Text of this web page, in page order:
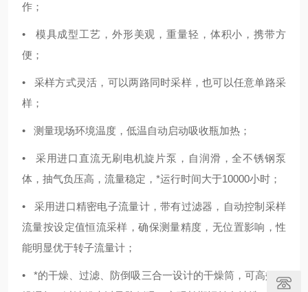
作；
• 模具成型工艺，外形美观，重量轻，体积小，携带方
便；
• 采样方式灵活，可以两路同时采样，也可以任意单路采
样；
• 测量现场环境温度，低温自动启动吸收瓶加热；
• 采用进口直流无刷电机旋片泵，自润滑，全不锈钢泵
体，抽气负压高，流量稳定，*运行时间大于10000小时；
• 采用进口精密电子流量计，带有过滤器，自动控制采样
流量按设定值恒流采样，确保测量精度，无位置影响，性
能明显优于转子流量计；
• *的干燥、过滤、防倒吸三合一设计的干燥筒，可高效干